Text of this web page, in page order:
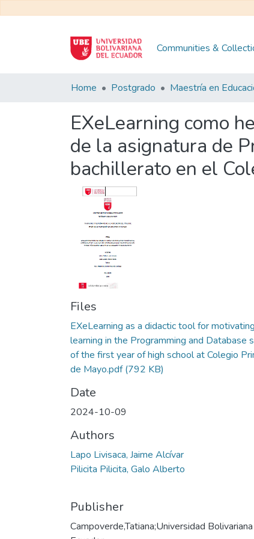
Communities &
Home Postgrado
EXeLearning como
de la asignatura de
bachillerato en el
Files
EXeLearning as a didactic tool for motivating
learning in the Programming and Database
of the first year of high school at Colegio
de Mayo.pdf(792 KB)
Date
2024-10-09
Authors
Lapo Livisaca, Jaime Alcívar
Pilicita Pilicita, Galo Alberto
Publisher
Campoverde,Tatiana;Universidad